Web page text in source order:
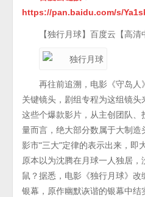
https://pan.baidu.com/s/
【独行月球】百度云【高
再往前追溯，电影《守岛
关键镜头，剧组专程为这组镜头
这些个爆款影片，从主创团队、
量而言，绝大部分数属于大制
影市“三大”定律的表示出来，即
原本以为沈腾在月球一人独居
鼠？据悉，电影《独行月球》
银幕，原作幽默诙谐的银幕中